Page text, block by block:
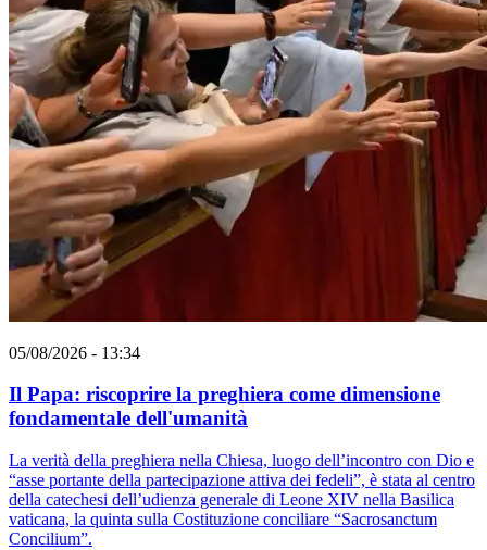
05/08/2026 - 13:34
Il Papa: riscoprire la preghiera come dimensione
fondamentale dell'umanità
La verità della preghiera nella Chiesa, luogo dell’incontro con Dio e
“asse portante della partecipazione attiva dei fedeli”, è stata al centro
della catechesi dell’udienza generale di Leone XIV nella Basilica
vaticana, la quinta sulla Costituzione conciliare “Sacrosanctum
Concilium”.